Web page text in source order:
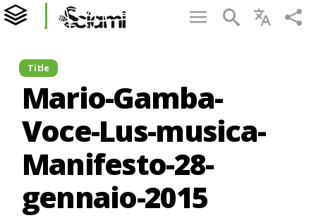
Title
Mario-Gamba-
Voce-Lus-musica-
Manifesto-28-
gennaio-2015